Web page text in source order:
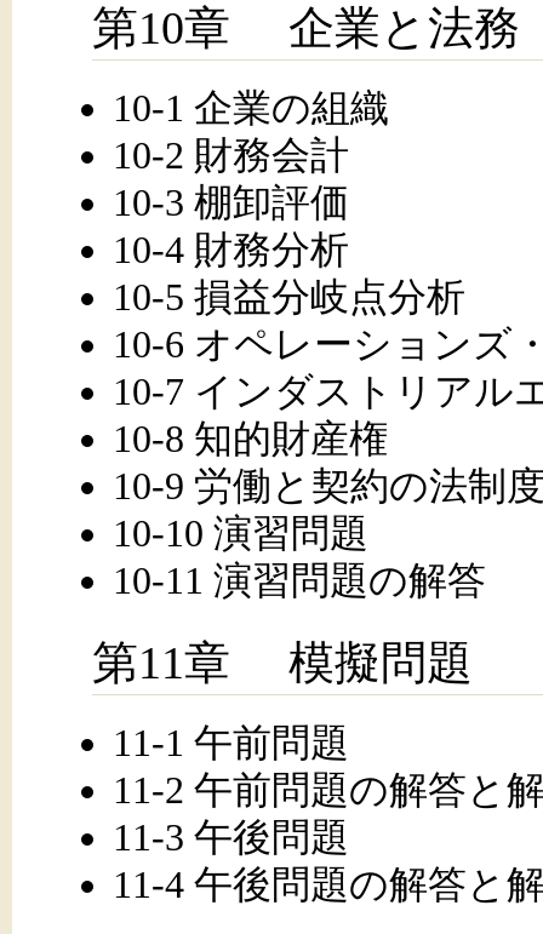
第10章 企業と法務
10-1 企業の組織
10-2 財務会計
10-3 棚卸評価
10-4 財務分析
10-5 損益分岐点分析
10-6 オペレーションズ
10-7 インダストリアル
10-8 知的財産権
10-9 労働と契約の法制
10-10 演習問題
10-11 演習問題の解答
第11章 模擬問題
11-1 午前問題
11-2 午前問題の解答と
11-3 午後問題
11-4 午後問題の解答と